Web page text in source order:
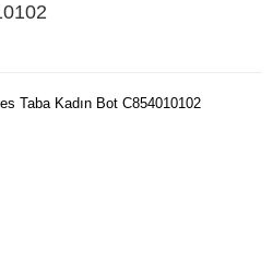
Taba Kadın Bot C854010102